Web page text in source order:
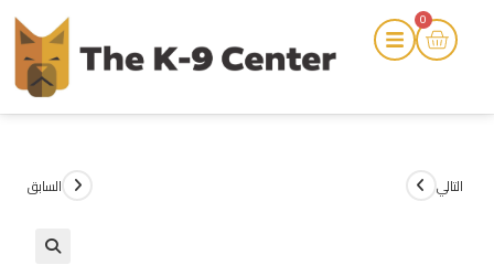
0
السابق التالي